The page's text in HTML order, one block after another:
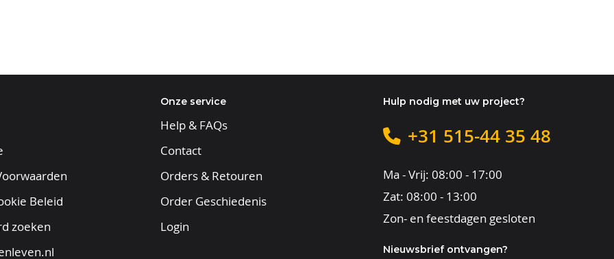
Beleid
zoeken
Onze service
Help & FAQs
Contact
Orders & Retouren
Order Geschiedenis
Login
Hulp nodig met uw project?
+31 515-44 35 48
Ma - Vrij: 08:00 - 17:00
Zat: 08:00 - 13:00
Zon- en feestdagen gesloten
Nieuwsbrief ontvangen?